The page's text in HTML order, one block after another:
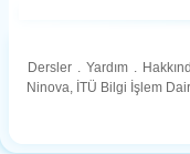
Dersler . Yardım .
Ninova, İTÜ Bilgi İşlem